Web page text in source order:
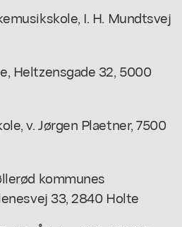
I. H. Mundtsvej
Heltzensgade 32, 5000
v. Jørgen Plaetner, 7500
kommunes
33, 2840 Holte